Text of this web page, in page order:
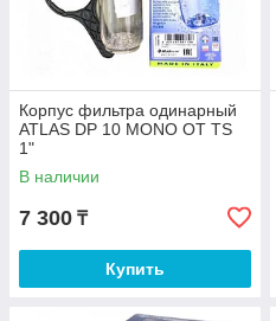
Корпус фильтра одинарный
ATLAS DP 10 MONO OT TS
1"
В наличии
7 300 ₸
Купить